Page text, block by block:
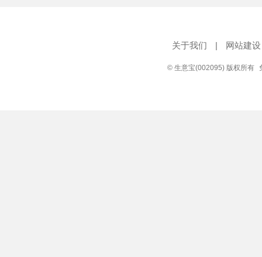
关于我们 | 网站建设
© 生意宝(002095) 版权所有